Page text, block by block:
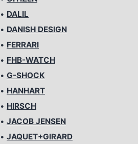
• DALIL
• DANISH DESIGN
• FERRARI
• FHB-WATCH
• G-SHOCK
• HANHART
• HIRSCH
• JACOB JENSEN
• JAQUET+GIRARD